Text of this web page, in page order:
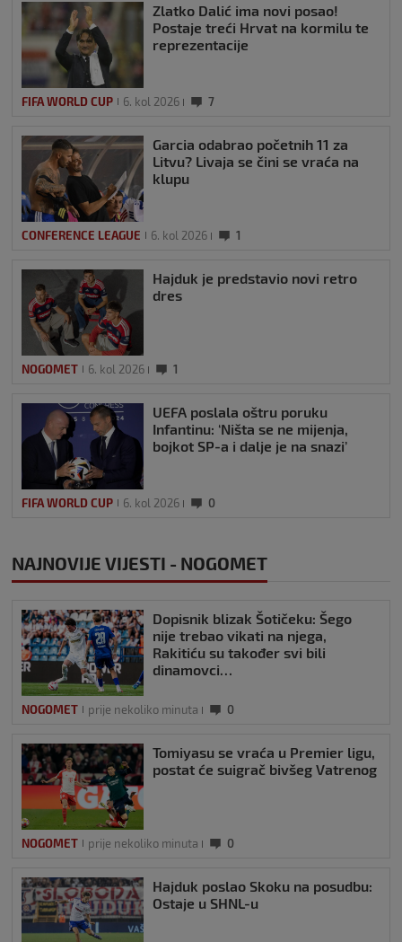
Zlatko Dalić ima novi posao!
Postaje treći Hrvat na kormilu te
reprezentacije
FIFA WORLD CUP 6. kol 2026 7
Garcia odabrao početnih 11 za
Litvu? Livaja se čini se vraća na
klupu
CONFERENCE LEAGUE 6. kol 2026 1
Hajduk je predstavio novi retro
dres
NOGOMET 6. kol 2026 1
UEFA poslala oštru poruku
Infantinu: ‘Ništa se ne mijenja,
bojkot SP-a i dalje je na snazi’
FIFA WORLD CUP 6. kol 2026 0
NAJNOVIJE VIJESTI - NOGOMET
Dopisnik blizak Šotičeku: Šego
nije trebao vikati na njega,
Rakitiću su također svi bili
dinamovci…
NOGOMET prije nekoliko minuta 0
Tomiyasu se vraća u Premier ligu,
postat će suigrač bivšeg Vatrenog
NOGOMET prije nekoliko minuta 0
Hajduk poslao Skoku na posudbu:
Ostaje u SHNL-u